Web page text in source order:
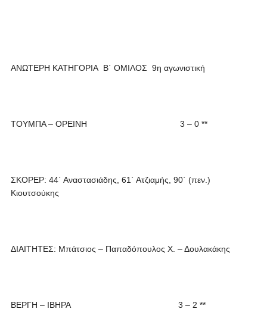
ΑΝΩΤΕΡΗ ΚΑΤΗΓΟΡΙΑ Β΄ ΟΜΙΛΟΣ 9η αγωνιστική
ΤΟΥΜΠΑ – ΟΡΕΙΝΗ 3 – 0 **
ΣΚΟΡΕΡ: 44΄ Αναστασιάδης, 61΄ Ατζιαμής, 90΄ (πεν.)
Κιουτσούκης
ΔΙΑΙΤΗΤΕΣ: Μπάτσιος – Παπαδόπουλος Χ. – Δουλακάκης
ΒΕΡΓΗ – ΙΒΗΡΑ 3 – 2 **